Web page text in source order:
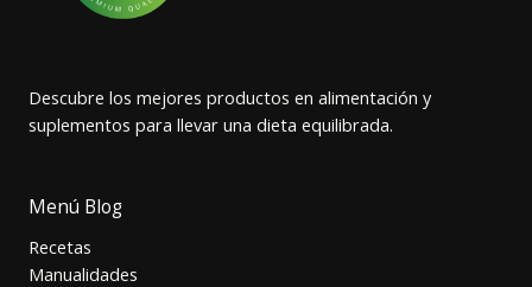
Descubre los mejores productos en alimentación y
suplementos para llevar una dieta equilibrada.
Menú Blog
Recetas
Manualidades